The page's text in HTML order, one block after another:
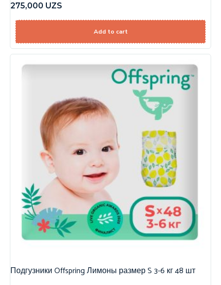
275,000 UZS
Add to cart
Подгузники Offspring Лимоны размер S 3-6 кг 48 шт